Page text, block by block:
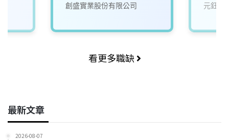
創盛實業股份有限公司 元鈺自
看更多職缺
最新文章
2026-08-07